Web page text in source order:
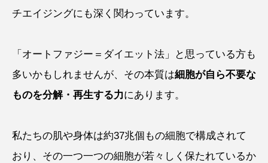
チエイジングにも深く関わっています。
「オートファジー＝ダイエット法」と思っている方も
多いかもしれませんが、その本質は細胞が自ら不要な
ものを分解・再生する力にあります。
私たちの肌や身体は約37兆個もの細胞で構成されて
おり、その一つ一つの細胞が若々しく保たれているか